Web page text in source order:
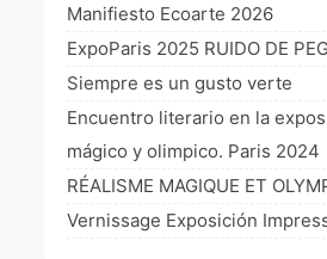
Reflecting Source. NY 2019
«Sincronías con sentido» Bogotá
«Huellas trashumantes» New York
Commissaire
Manifiesto Ecoarte 2026
ExpoParis 2025 RUIDO DE
Siempre es un gusto verte
Encuentro literario en la
mágico y olimpico. Paris 2024
RÉALISME MAGIQUE ET
Vernissage Exposición